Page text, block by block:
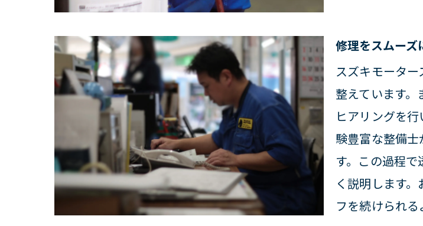
安全を確保するための車検の重要性
プロの技術で安心の車検サービス
車検時に確認すべきポイント
車検予約から受け取りまでの流れ
車検後も安心のフォローアップ体制
車検の費用を抑えるためのヒント
自動車の信頼性を高めるスズキモータ
万全のサポート体制で車の信頼性
丁寧な対応でお客様の期待に応える
修理をスムーズ
スズキモータ
整えています
ヒアリングを
験豊富な整備
す。この過程
く説明します
フを続けられる